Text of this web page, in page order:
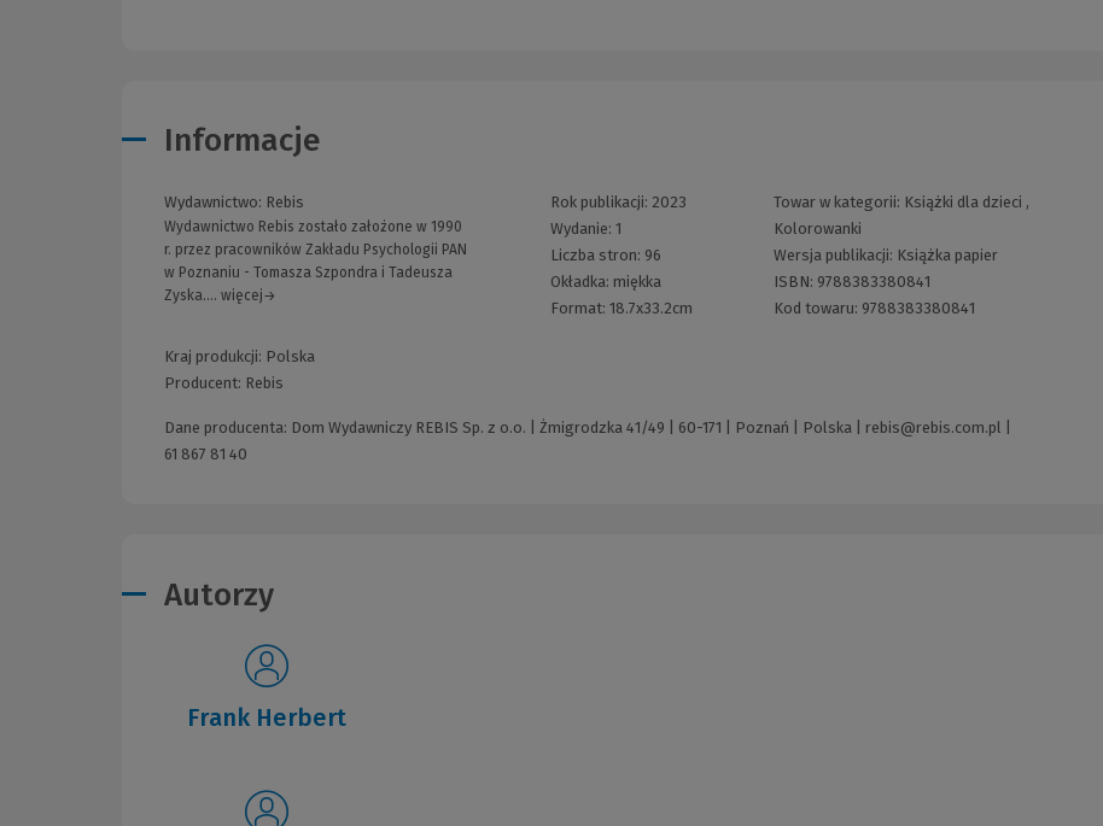
Informacje
Wydawnictwo: Rebis
Wydawnictwo Rebis zostało założone w 1990
r. przez pracowników Zakładu Psychologii PAN
w Poznaniu - Tomasza Szpondra i Tadeusza
Zyska.... więcej→
Kraj produkcji: Polska
Producent: Rebis
Rok publikacji: 2023
Wydanie: 1
Liczba stron: 96
Okładka: miękka
Format: 18.7x33.2cm
Towar w kategorii: Książki dla dzieci ,
Kolorowanki
Wersja publikacji: Książka papier
ISBN: 9788383380841
Kod towaru: 9788383380841
Dane producenta: Dom Wydawniczy REBIS Sp. z o.o. | Żmigrodzka 41/49 | 60-171 | Poznań | Polska | rebis@rebis.com.pl
61 867 81 40
Autorzy
Frank Herbert